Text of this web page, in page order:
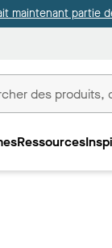
maintenant partie
Ressources